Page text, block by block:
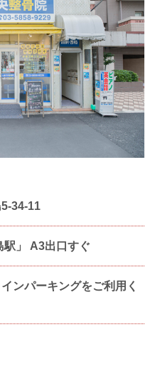
34-11
駅」 A3出口すぐ
ンパーキングをご利用く